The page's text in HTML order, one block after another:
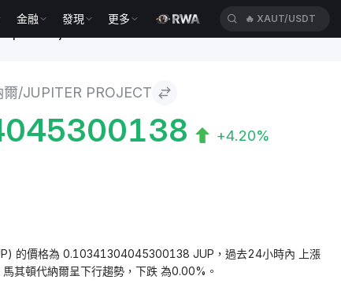
金融 發現 更多 🔥 XAUT/USDT
爾/JUPITER PROJECT
+4.20%
的價格為 0.10341304045300138 JUP，過去24小時內 上漲
其頓代納爾呈下行趨勢，下跌 為0.00%。